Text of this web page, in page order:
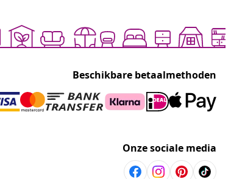
Beschikbare betaalmethoden
Onze sociale media